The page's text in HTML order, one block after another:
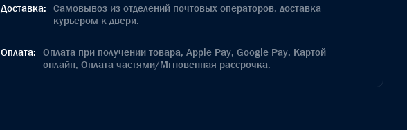
Доставка: Самовывоз из отделений почтовых операторов, доставка
курьером к двери.
Оплата: Оплата при получении товара, Apple Pay, Google Pay, Картой
онлайн, Оплата частями/Мгновенная рассрочка.